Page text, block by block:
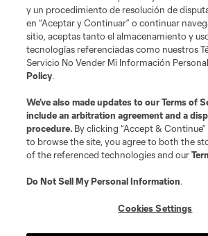
and logos of MLS teams are registered and/or
MLS or are used with the permission of their
is forbidden.
y un procedimiento de resolución de
en “Aceptar y Continuar” o continuar
sitio, aceptas tanto el almacenamiento y
tecnologías referenciadas como nuestros
Servicio No Vender Mi Información
Policy.
We’ve also made updates to ourTerms of
include an arbitration agreement and a
procedure. By clicking “Accept &
to browse the site, you agree to both the
of the referenced technologies and our
Do Not Sell My Personal Information.
Cookies Settings